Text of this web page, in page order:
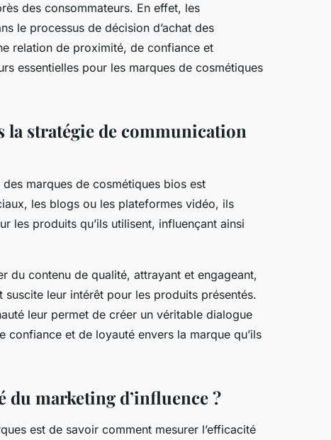
des consommateurs. En effet, les
le processus de décision d’achat des
relation de proximité, de confiance et
essentielles pour les marques de cosmétiques
la stratégie de communication
marques de cosmétiques bios est
les blogs ou les plateformes vidéo, ils
les produits qu’ils utilisent, influençant ainsi
du contenu de qualité, attrayant et engageant,
suscite leur intérêt pour les produits présentés.
leur permet de créer un véritable dialogue
confiance et de loyauté envers la marque qu’ils
du marketing d’influence ?
est de savoir comment mesurer l’efficacité